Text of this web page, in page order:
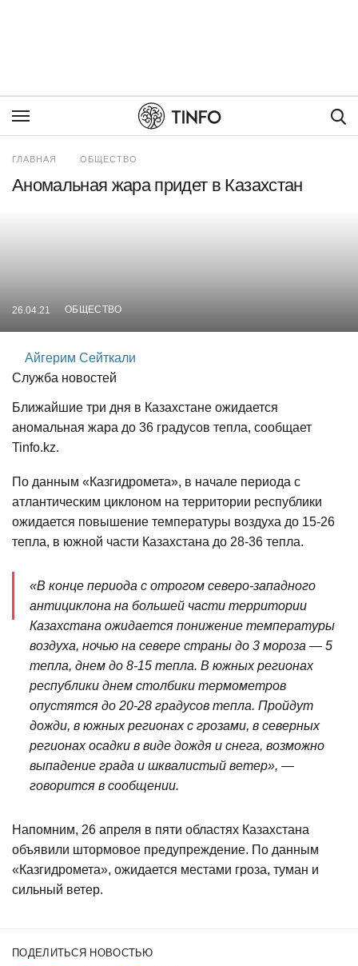
ГЛАВНАЯ ОБЩЕСТВО
Аномальная жара придет в Казахстан
26.04.21 ОБЩЕСТВО
Айгерим Сейткали
Служба новостей
Ближайшие три дня в Казахстане ожидается
аномальная жара до 36 градусов тепла, сообщает
Tinfo.kz.
По данным «Казгидромета», в начале периода с
атлантическим циклоном на территории республики
ожидается повышение температуры воздуха до 15-26
тепла, в южной части Казахстана до 28-36 тепла.
«В конце периода с отрогом северо-западного
антициклона на большей части территории
Казахстана ожидается понижение температуры
воздуха, ночью на севере страны до 3 мороза — 5
тепла, днем до 8-15 тепла. В южных регионах
республики днем столбики термометров
опустятся до 20-28 градусов тепла. Пройдут
дожди, в южных регионах с грозами, в северных
регионах осадки в виде дождя и снега, возможно
выпадение града и шквалистый ветер», —
говорится в сообщении.
Напомним, 26 апреля в пяти областях Казахстана
объявили штормовое предупреждение. По данным
«Казгидромета», ожидается местами гроза, туман и
сильный ветер.
ПОДЕЛИТЬСЯ НОВОСТЬЮ